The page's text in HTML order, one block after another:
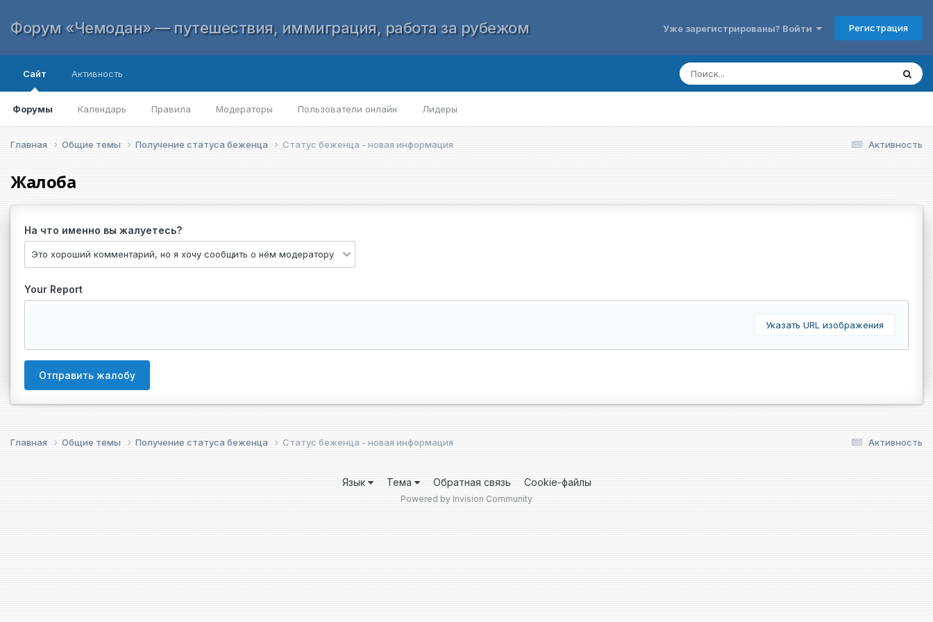
Форум «Чемодан» — путешествия, иммиграция, работа за рубежом Уже зарегистрированы? Войти Регистрация
Сайт
Форумы Календарь Правила Модераторы Пользователи онлайн Лидеры
Активность
Активность
Главная Общие темы Получение статуса беженца Статус беженца - новая информация
Жалоба
На что именно вы жалуетесь?
Your Report
Указать URL изображения
Отправить жалобу
Активность
Главная Общие темы Получение статуса беженца Статус беженца - новая информация
Язык Тема Обратная связь Cookie-файлы
Powered by Invision Community